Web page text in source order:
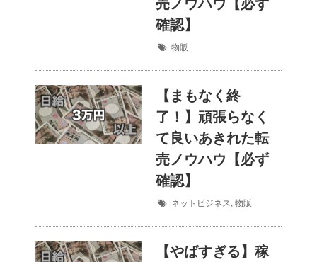
売ノウハウ【必ず
確認】
物販
【まもなく終
了！】頑張らなく
て良いあきれた転
売ノウハウ【必ず
確認】
ネットビジネス, 物販
【やばすぎる】稼